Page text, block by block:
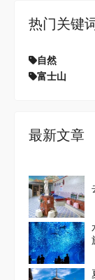
热门关键
自然
富士山
最新文章